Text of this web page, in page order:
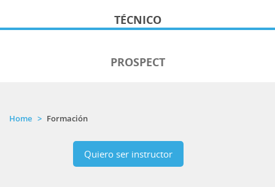
TÉCNICO
PROSPECT
Home Formación
Quiero ser instructor